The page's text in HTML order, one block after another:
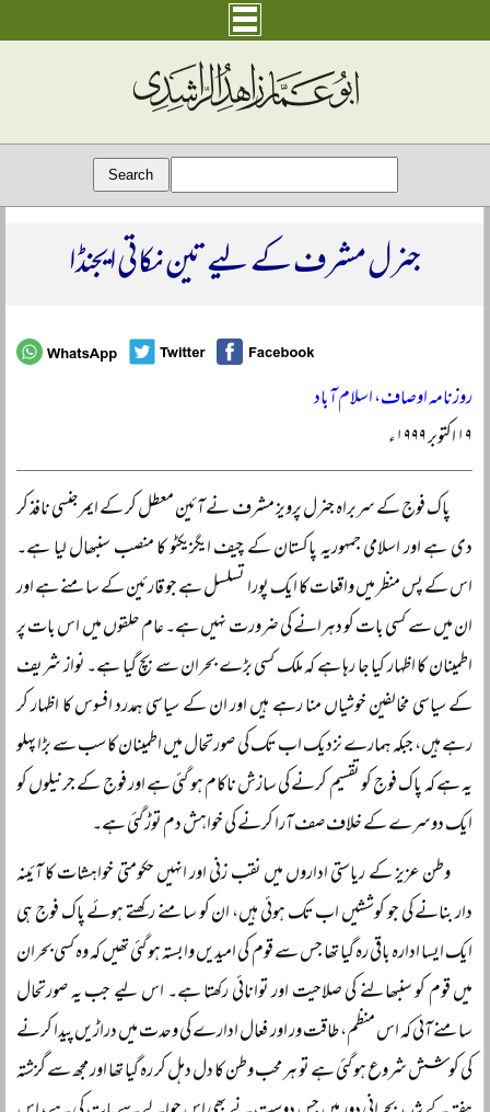
جنرل مشرف کے لیے تین نکاتی ایجنڈا
روزنامہ اوصاف، اسلام آباد
۱۹ اکتوبر ۱۹۹۹ء
پاک فوج کے سربراہ جنرل پرویز مشرف نے آئین معطل کر کے ایمرجنسی نافذ کر
دی ہے اور اسلامی جمہوریہ پاکستان کے چیف ایگزیکٹو کا منصب سنبھال لیا ہے۔
اس کے پس منظر میں واقعات کا ایک پورا تسلسل ہے جو قارئین کے سامنے ہے اور
ان میں سے کسی بات کو دہرانے کی ضرورت نہیں ہے۔ عام حلقوں میں اس بات پر
اطمینان کا اظہار کیا جا رہا ہے کہ ملک کسی بڑے بحران سے بچ گیا ہے۔ نواز شریف
کے سیاسی مخالفین خوشیاں منا رہے ہیں اور ان کے سیاسی ہمدرد افسوس کا اظہار کر
رہے ہیں، جبکہ ہمارے نزدیک اب تک کی صورتحال میں اطمینان کا سب سے بڑا پہلو
یہ ہے کہ پاک فوج کو تقسیم کرنے کی سازش ناکام ہو گئی ہے اور فوج کے جرنیلوں کو
ایک دوسرے کے خلاف صف آرا کرنے کی خواہش دم توڑ گئی ہے۔
وطن عزیز کے ریاستی اداروں میں نقب زنی اور انہیں حکومتی خواہشات کا آئینہ
دار بنانے کی جو کوششیں اب تک ہوئی ہیں، ان کو سامنے رکھتے ہوئے پاک فوج ہی
ایک ایسا ادارہ باقی رہ گیا تھا جس سے قوم کی امیدیں وابستہ ہو گئی تھیں کہ وہ کسی بحران
میں قوم کو سنبھالنے کی صلاحیت اور توانائی رکھتا ہے۔ اس لیے جب یہ صورتحال
سامنے آئی کہ اس منظم، طاقت ور اور فعال ادارے کی وحدت میں دراڑیں پیدا کرنے
کی کوشش شروع ہو گئی ہے تو ہر محب وطن کا دل دہل کر رہ گیا تھا اور مجھ سے گزشتہ